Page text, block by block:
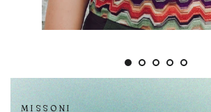
MISSONI